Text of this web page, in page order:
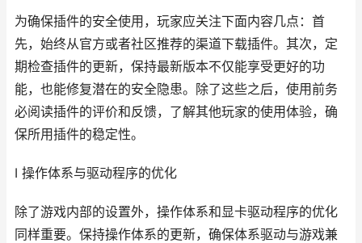
为确保插件的安全使用，玩家应关注下面内容几点：首
先，始终从官方或者社区推荐的渠道下载插件。其次，定
期检查插件的更新，保持最新版本不仅能享受更好的功
能，也能修复潜在的安全隐患。除了这些之后，使用前务
必阅读插件的评价和反馈，了解其他玩家的使用体验，确
保所用插件的稳定性。
I 操作体系与驱动程序的优化
除了游戏内部的设置外，操作体系和显卡驱动程序的优化
同样重要。保持操作体系的更新，确保体系驱动与游戏兼